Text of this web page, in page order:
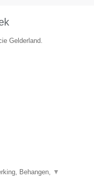
Gelderland.
Behangen, ▼